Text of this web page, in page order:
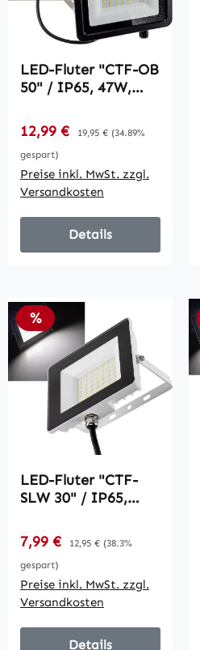
LED-Fluter "CTF-OB
50" / IP65, 47W,
neutralweiß
Verkaufspreis:
12,99 € Regulärer Preis:
19,95 € (34.89%
gespart)
Preise inkl. MwSt. zzgl.
Versandkosten
Details
Rabatt
%
LED-Fluter "CTF-
SLW 30" / IP65,
neutralweiß
Verkaufspreis:
7,99 € Regulärer Preis:
12,95 € (38.3%
gespart)
Preise inkl. MwSt. zzgl.
Versandkosten
Details